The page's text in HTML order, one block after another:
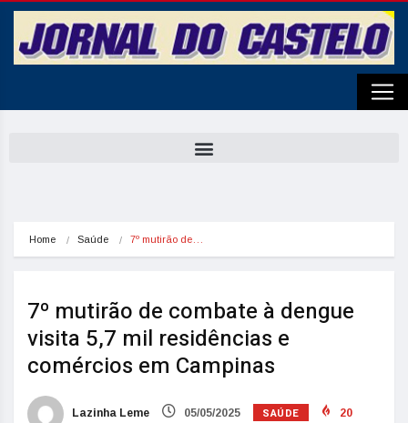
Home Saúde 7º mutirão de…
7º mutirão de combate à dengue
visita 5,7 mil residências e
comércios em Campinas
Lazinha Leme 05/05/2025 SAÚDE 20